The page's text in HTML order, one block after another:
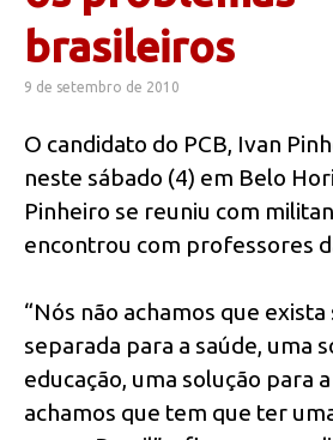
brasileiros
9 de setembro de 2010
O candidato do PCB, Ivan
neste sábado (4) em Belo
Pinheiro se reuniu com
encontrou com professores
“Nós não achamos que
separada para a saúde, uma
educação, uma solução para
achamos que tem que ter